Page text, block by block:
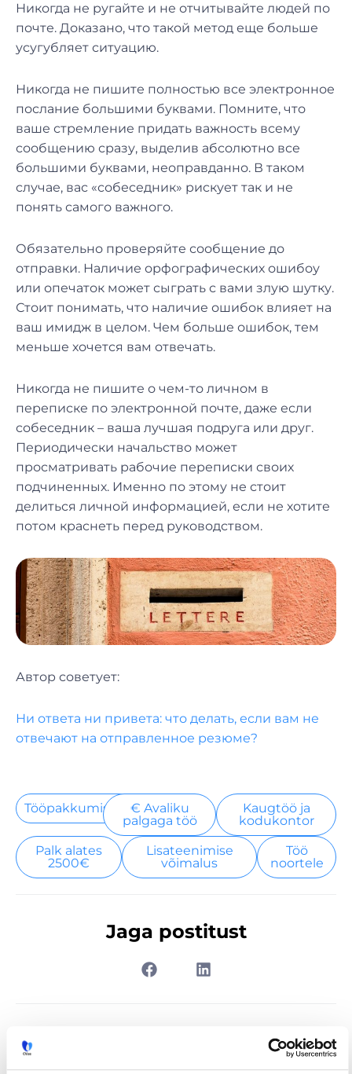
Никогда не ругайте и не отчитывайте людей по
почте. Доказано, что такой метод еще больше
усугубляет ситуацию.
Никогда не пишите полностью все электронное
послание большими буквами. Помните, что
ваше стремление придать важность всему
сообщению сразу, выделив абсолютно все
большими буквами, неоправданно. В таком
случае, вас «собеседник» рискует так и не
понять самого важного.
Обязательно проверяйте сообщение до
отправки. Наличие орфографических ошибоу
или опечаток может сыграть с вами злую шутку.
Стоит понимать, что наличие ошибок влияет на
ваш имидж в целом. Чем больше ошибок, тем
меньше хочется вам отвечать.
Никогда не пишите о чем-то личном в
переписке по электронной почте, даже если
собеседник – ваша лучшая подруга или друг.
Периодически начальство может
просматривать рабочие переписки своих
подчиненных. Именно по этому не стоит
делиться личной информацией, если не хотите
потом краснеть перед руководством.
Автор советует:
Ни ответа ни привета: что делать, если вам не
отвечают на отправленное резюме?
Tööpakkumised
€ Avaliku
palgaga töö
Kaugtöö ja
kodukontor
Palk alates
2500€
Lisateenimise
võimalus
Töö
noortele
Jaga postitust
EELMINE JÄRGMINE